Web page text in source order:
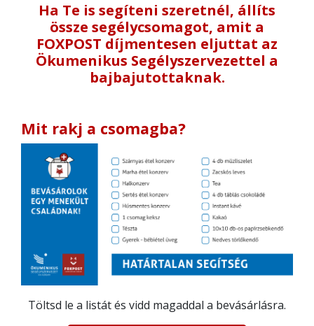
Ha Te is segíteni szeretnél, állíts
össze segélycsomagot, amit a
FOXPOST díjmentesen eljuttat az
Ökumenikus Segélyszervezettel a
bajbajutottaknak.
Mit rakj a csomagba?
Töltsd le a listát és vidd magaddal a bevásárlásra.